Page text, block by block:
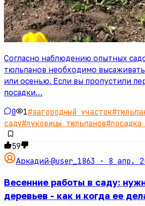
Согласно наблюдению опытных
тюльпанов необходимо
или осенью. Если вы пропустили
посадки…
0 1#загородный участок#
саду#луковицы тюльпанов#
59
Аркадий·@user_1863 · 8 апр.
Весенние работы в саду:
деревьев - как и когда ее